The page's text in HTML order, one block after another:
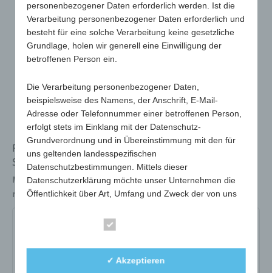
Fliegenklatsche mit Fluchtloch in Flugzeugform,
Standard-Lieferzustand: Patsche und Stiel separat
Maße
450 x 100 x 5 mm
max. Werbefläche 270 x 10 mm
172-06-weiß-blau
172-04-weiß-rot
personenbezogener Daten erforderlich werden. Ist die
Verarbeitung personenbezogener Daten erforderlich und
besteht für eine solche Verarbeitung keine gesetzliche
Grundlage, holen wir generell eine Einwilligung der
betroffenen Person ein.
Die Verarbeitung personenbezogener Daten,
beispielsweise des Namens, der Anschrift, E-Mail-
Adresse oder Telefonnummer einer betroffenen Person,
erfolgt stets im Einklang mit der Datenschutz-
Grundverordnung und in Übereinstimmung mit den für
uns geltenden landesspezifischen
Datenschutzbestimmungen. Mittels dieser
Datenschutzerklärung möchte unser Unternehmen die
Öffentlichkeit über Art, Umfang und Zweck der von uns
personenbezogenen Daten informieren. Ferner werden
betroffene Personen mittels dieser Datenschutzerklärung
über die ihnen zustehenden Rechte aufgeklärt.
✓ Akzeptieren